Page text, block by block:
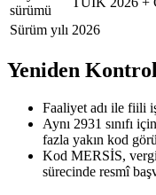
sürümü
Sürüm yılı 2026
Yeniden
Faaliyet adı ile fiili
Aynı 2931 sınıfı
fazla yakın kod
Kod MERSİS,
sürecinde resmî